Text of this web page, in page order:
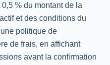
% du montant de la
et des conditions du
politique de
de frais, en affichant
avant la confirmation